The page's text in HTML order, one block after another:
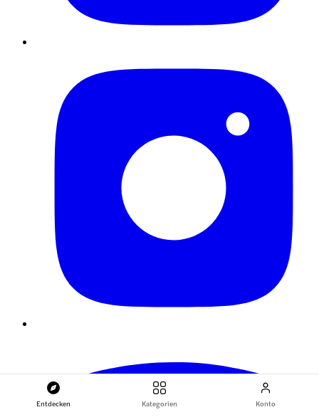
Entdecken Kategorien Konto